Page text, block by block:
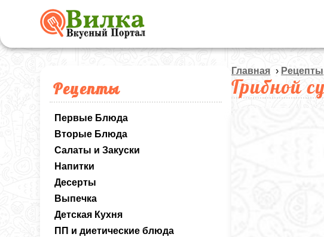
Рецепты
Первые Блюда
Вторые Блюда
Салаты и Закуски
Напитки
Десерты
Выпечка
Детская Кухня
ПП и диетические блюда
Главная › Рецепты
Грибной